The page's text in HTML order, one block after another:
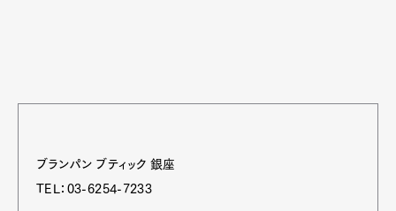
ブランパン ブティック 銀座
TEL：03-6254-7233